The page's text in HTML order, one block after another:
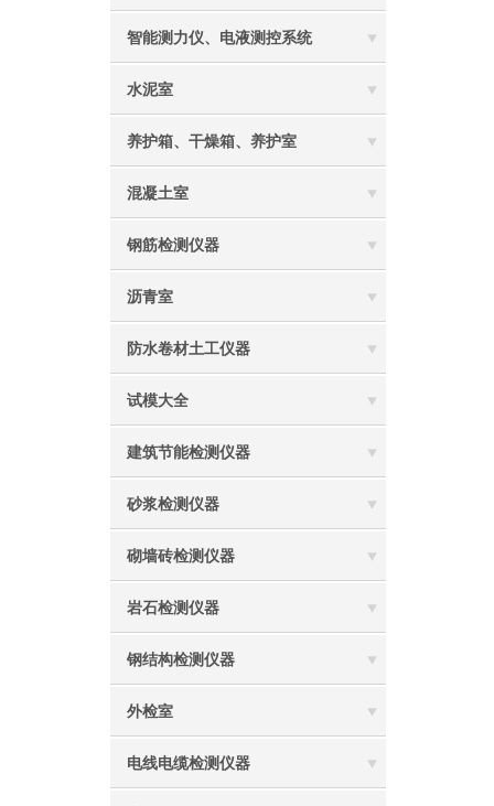
智能测力仪、电液测控系统
水泥室
养护箱、干燥箱、养护室
混凝土室
钢筋检测仪器
沥青室
防水卷材土工仪器
试模大全
建筑节能检测仪器
砂浆检测仪器
砌墙砖检测仪器
岩石检测仪器
钢结构检测仪器
外检室
电线电缆检测仪器